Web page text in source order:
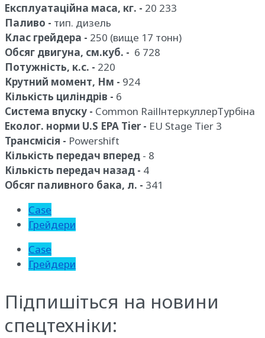
Експлуатаційна маса, кг. - 20 233
Паливо - тип. дизель
Клас грейдера - 250 (вище 17 тонн)
Обсяг двигуна, см.куб. - 6 728
Потужність, к.с. - 220
Крутний момент, Нм - 924
Кількість циліндрів - 6
Система впуску - Common RailІнтеркуллерТурбіна
Еколог. норми U.S EPA Tier - EU Stage Tier 3
Трансмісія - Powershift
Кількість передач вперед - 8
Кількість передач назад - 4
Обсяг паливного бака, л. - 341
Case
Грейдери
Case
Грейдери
Підпишіться на новини
спецтехніки: